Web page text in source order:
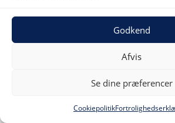
Godkend
Afvis
Se dine præferencer
Cookiepolitik